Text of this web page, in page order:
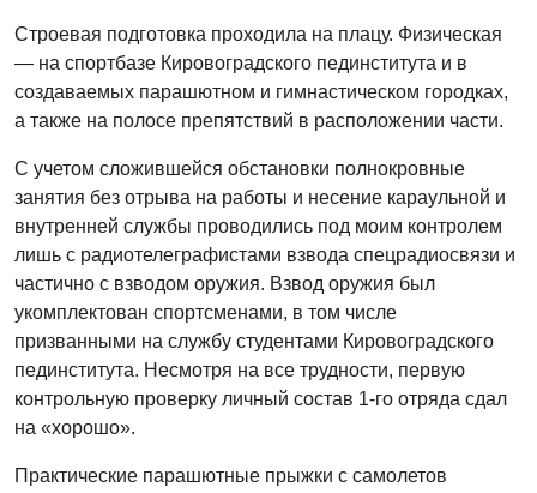
Строевая подготовка проходила на плацу. Физическая
— на спортбазе Кировоградского пединститута и в
создаваемых парашютном и гимнастическом городках,
а также на полосе препятствий в расположении части.
С учетом сложившейся обстановки полнокровные
занятия без отрыва на работы и несение караульной и
внутренней службы проводились под моим контролем
лишь с радиотелеграфистами взвода спецрадиосвязи и
частично с взводом оружия. Взвод оружия был
укомплектован спортсменами, в том числе
призванными на службу студентами Кировоградского
пединститута. Несмотря на все трудности, первую
контрольную проверку личный состав 1-го отряда сдал
на «хорошо».
Практические парашютные прыжки с самолетов